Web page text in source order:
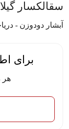
سقالکسار
آبشار دودوزن -
برای
هر